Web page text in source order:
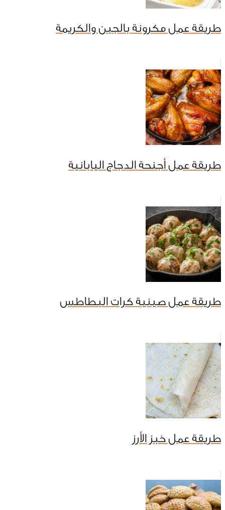
طريقة عمل مكرونة بالجبن والكريمة
طريقة عمل أجنحة الدجاج اليابانية
طريقة عمل صينية كرات البطاطس
طريقة عمل خبز الأرز